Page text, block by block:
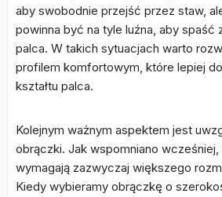
aby swobodnie przejść przez staw,
powinna być na tyle luźna, aby spaść
palca. W takich sytuacjach warto
profilem komfortowym, które lepiej
kształtu palca.
Kolejnym ważnym aspektem jest
obrączki. Jak wspomniano
wymagają zazwyczaj większego
Kiedy wybieramy obrączkę o